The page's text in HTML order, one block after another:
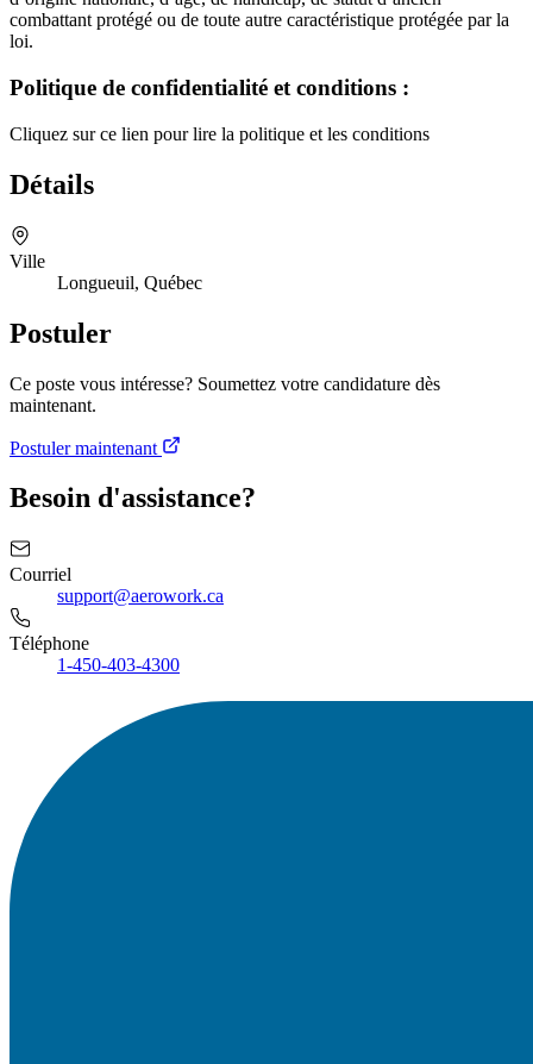
combattant protégé ou de toute autre caractéristique protégée par la
loi.
Politique de confidentialité et conditions :
Cliquez sur ce lien pour lire la politique et les conditions
Détails
Ville
Longueuil, Québec
Postuler
Ce poste vous intéresse? Soumettez votre candidature dès
maintenant.
Postuler maintenant
Besoin d'assistance?
Courriel
support@aerowork.ca
Téléphone
1-450-403-4300